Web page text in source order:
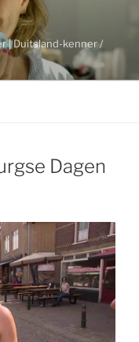
| Duitsland-kenner /
Dagen